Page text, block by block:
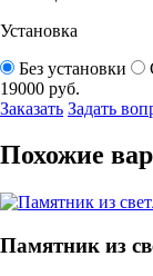
Установка
Без установки
19000 руб.
Заказать Задать
Похожие
Памятник из